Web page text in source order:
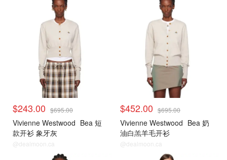
$243.00 $695.00
Vivienne Westwood Bea 短
款开衫 象牙灰
@dealmoon.ca
$452.00 $695.00
Vivienne Westwood Bea 奶
油白羔羊毛开衫
@dealmoon.ca